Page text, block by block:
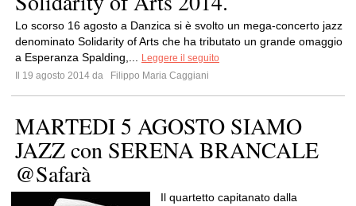
Lo scorso 16 agosto a Danzica si è svolto un mega-concerto jazz
denominato Solidarity of Arts che ha tributato un grande omaggio
a Esperanza Spalding,...
Leggere il seguito
Il 19 agosto 2014 da
Filippo Maria Caggiani
MARTEDI 5 AGOSTO SIAMO
JAZZ con SERENA BRANCALE
@Safarà
Il quartetto capitanato dalla